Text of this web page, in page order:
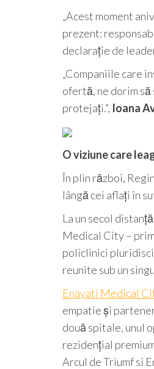
„Acest moment
prezent:
declarație de
„Companiile care
ofertă, ne dorim
protejați.”, Ioana
O viziune care
În plin război,
lângă cei aflați în
La un secol
Medical City –
policlinici
reunite sub un
Enayati Medical
empatie și
două spitale, unul
rezidențial
Arcul de Triumf si